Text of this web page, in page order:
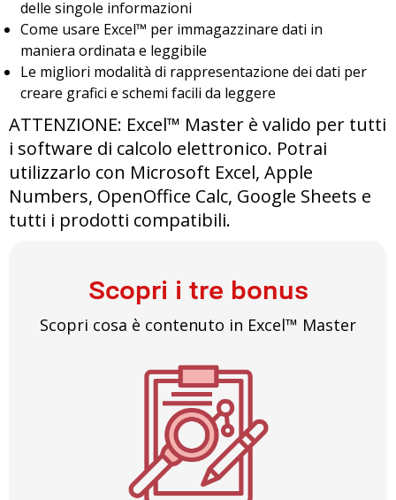
delle singole informazioni
Come usare Excel™ per immagazzinare dati in
maniera ordinata e leggibile
Le migliori modalità di rappresentazione dei dati per
creare grafici e schemi facili da leggere
ATTENZIONE: Excel™ Master è valido per tutti
i software di calcolo elettronico. Potrai
utilizzarlo con Microsoft Excel, Apple
Numbers, OpenOffice Calc, Google Sheets e
tutti i prodotti compatibili.
Scopri i tre bonus
Scopri cosa è contenuto in Excel™ Master